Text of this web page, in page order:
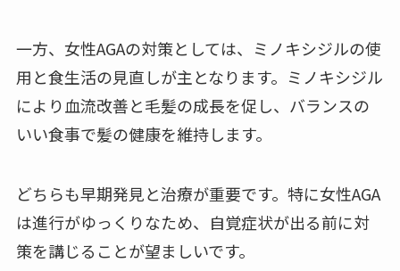
一方、女性AGAの対策としては、ミノキシジルの使
用と食生活の見直しが主となります。ミノキシジル
により血流改善と毛髪の成長を促し、バランスの
いい食事で髪の健康を維持します。
どちらも早期発見と治療が重要です。特に女性AGA
は進行がゆっくりなため、自覚症状が出る前に対
策を講じることが望ましいです。